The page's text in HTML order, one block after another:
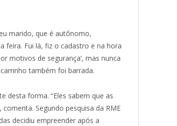
marido, que é autônomo,
feira. Fui lá, fiz o cadastro e na hora
motivos de segurança’, mas nunca
também foi barrada.
desta forma. “Eles sabem que as
Segundo pesquisa da RME
decidiu empreender após a